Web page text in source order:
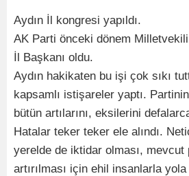
Aydın İl kongresi yapıldı.
AK Parti önceki dönem
İl Başkanı oldu.
Aydın hakikaten bu işi çok sıkı
kapsamlı istişareler yaptı.
bütün artılarını, eksilerini
Hatalar teker teker ele alındı.
yerelde de iktidar olması, mevcut
artırılması için ehil insanlarla